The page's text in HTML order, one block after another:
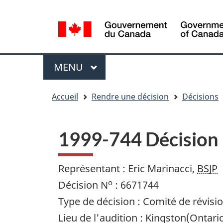
de
langue
Language
Menu
MENU PRINCIPAL
Accueil Rendre une décision Décisions
1999-744 Décision
Représentant : Eric Marinacci, BSJP
Décision No : 6671744
Type de décision : Comité de
Lieu de l'audition :